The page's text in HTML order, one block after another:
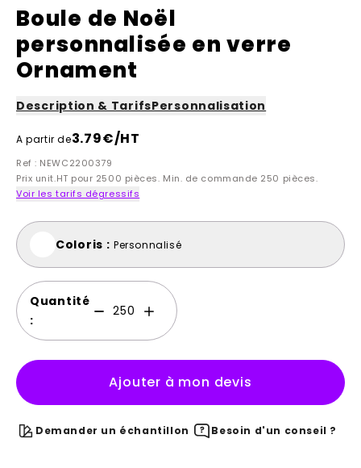
Boule de Noël
personnalisée en verre
Ornament
Description & TarifsPersonnalisation
A partir de3.79€/HT
Ref : NEWC2200379
Prix unit.HT pour 2500 pièces. Min. de commande 250 pièces.
Voir les tarifs dégressifs
Coloris : Personnalisé
Quantité
:
Ajouter à mon devis
Demander un échantillon Besoin d'un conseil ?